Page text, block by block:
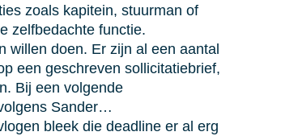
zoals kapitein, stuurman of
zelfbedachte functie.
willen doen. Er zijn al een aantal
een geschreven sollicitatiebrief,
Bij een volgende
Sander…
bleek die deadline er al erg